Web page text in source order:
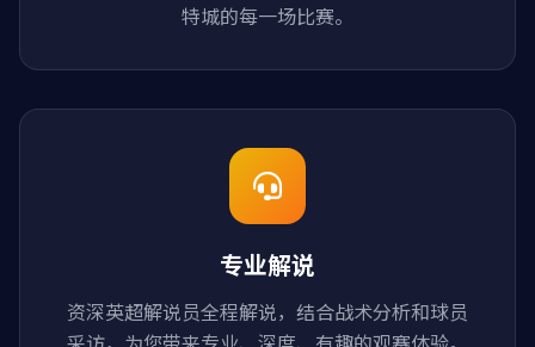
特城的每一场比赛。
专业解说
资深英超解说员全程解说，结合战术分析和球员